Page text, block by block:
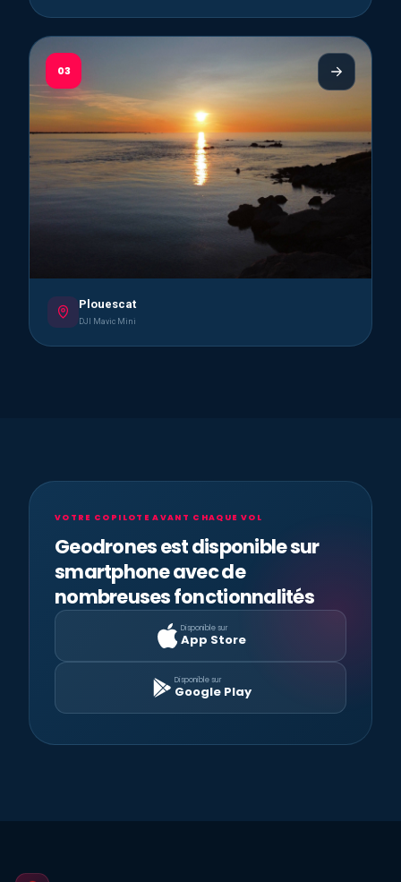
03
Plouescat
DJI Mavic Mini
VOTRE COPILOTE AVANT CHAQUE VOL
Geodrones est disponible sur
smartphone avec de
nombreuses fonctionnalités
Disponible sur
App Store
Disponible sur
Google Play